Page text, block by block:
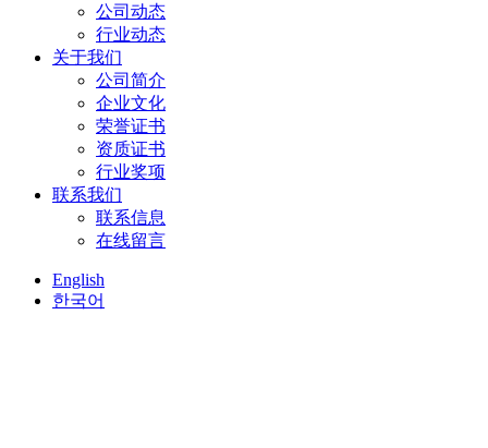
公司动态
行业动态
关于我们
公司简介
企业文化
荣誉证书
资质证书
行业奖项
联系我们
联系信息
在线留言
English
한국어